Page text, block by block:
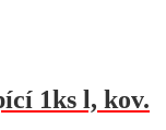
1ks l, kov.